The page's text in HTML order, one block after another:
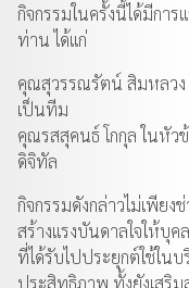
กิจกรรมในครั้งนี้ได้มีกา
ท่าน ได้แก่
คุณสุวรรณรัตน์ สิมหลวง
เป็นทีม
คุณรสสุคนธ์ โกกุล ในหัว
ดิจิทัล
กิจกรรมดังกล่าวไม่เพียง
สร้างแรงบันดาลใจให้บุ
ที่ได้รับไปประยุกต์ใช้ใน
ประสิทธิภาพ ทั้งยังเสริม